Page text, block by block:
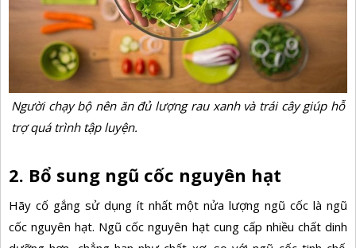
Người chạy bộ nên ăn đủ lượng rau xanh và trái cây giúp hỗ
trợ quá trình tập luyện.
2. Bổ sung ngũ cốc nguyên hạt
Hãy cố gắng sử dụng ít nhất một nửa lượng ngũ cốc là ngũ
cốc nguyên hạt. Ngũ cốc nguyên hạt cung cấp nhiều chất dinh